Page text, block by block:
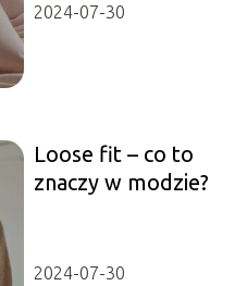
2024-07-30
Loose fit – co to
znaczy w modzie?
2024-07-30